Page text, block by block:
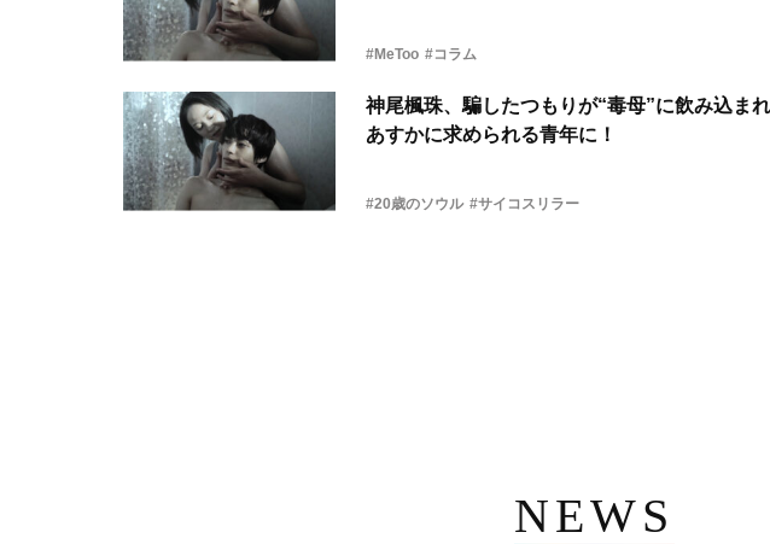
#MeToo #コラム
神尾楓珠、騙したつもりが“毒母”に飲み込ま
あすかに求められる青年に！
#20歳のソウル #サイコスリラー
NEWS